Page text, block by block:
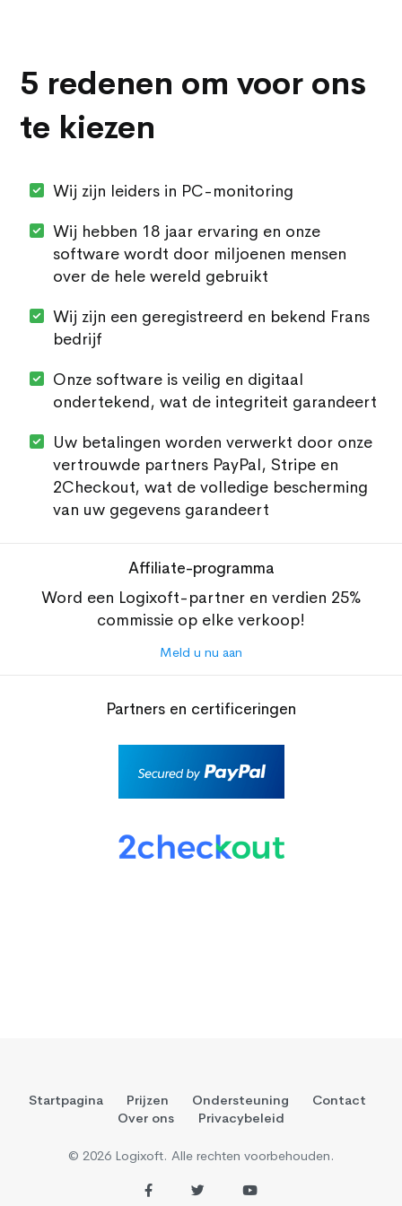
5 redenen om voor ons
te kiezen
Wij zijn leiders in PC-monitoring
Wij hebben 18 jaar ervaring en onze
software wordt door miljoenen mensen
over de hele wereld gebruikt
Wij zijn een geregistreerd en bekend Frans
bedrijf
Onze software is veilig en digitaal
ondertekend, wat de integriteit garandeert
Uw betalingen worden verwerkt door onze
vertrouwde partners PayPal, Stripe en
2Checkout, wat de volledige bescherming
van uw gegevens garandeert
Affiliate-programma
Word een Logixoft-partner en verdien 25%
commissie op elke verkoop!
Meld u nu aan
Partners en certificeringen
Startpagina Prijzen Ondersteuning
Contact
Over ons
Privacybeleid
© 2026 Logixoft. Alle rechten voorbehouden.